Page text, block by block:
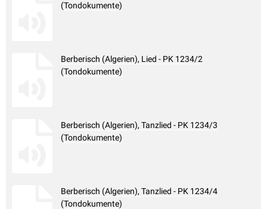
(Tondokumente)
Berberisch (Algerien), Lied - PK 1234/2
(Tondokumente)
Berberisch (Algerien), Tanzlied - PK 1234/3
(Tondokumente)
Berberisch (Algerien), Tanzlied - PK 1234/4
(Tondokumente)